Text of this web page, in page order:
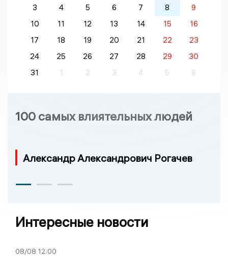
3
4 5 6 7 8
9
10
11 12 13 14 15
16
17
18 19 20 21 22
23
24
25 26 27 28 29
30
31
1 2 3 4 5 6
100 самых влиятельных людей
Александр Александрович Рогачев
Интересные новости
08/08 12:00